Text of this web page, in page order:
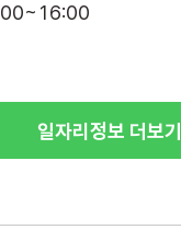
일자리정보 더보기